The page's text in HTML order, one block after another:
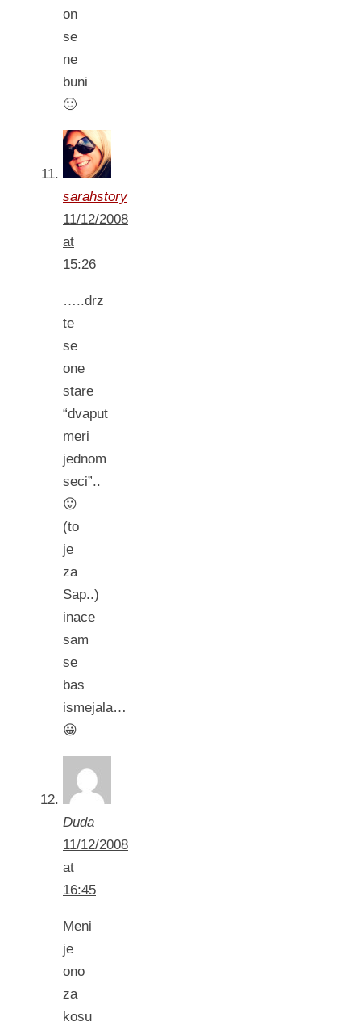
on
se
ne
buni
🙂
sarahstory
11/12/2008
at
15:26
…..drz
te
se
one
stare
“dvaput
meri
jednom
seci”..
😛
(to
je
za
Sap..)
inace
sam
se
bas
ismejala…
😀
Duda
11/12/2008
at
16:45
Meni
je
ono
za
kosu